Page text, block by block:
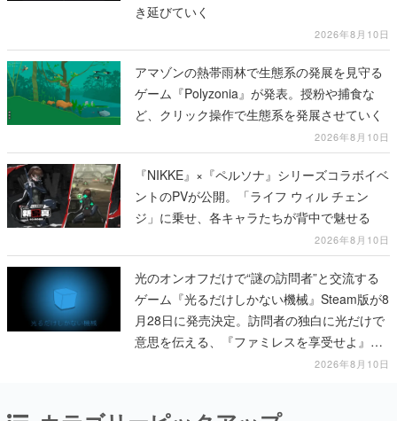
き延びていく
2026年8月10日
アマゾンの熱帯雨林で生態系の発展を見守る
ゲーム『Polyzonia』が発表。授粉や捕食な
ど、クリック操作で生態系を発展させていく
2026年8月10日
『NIKKE』×『ペルソナ』シリーズコラボイベ
ントのPVが公開。「ライフ ウィル チェン
ジ」に乗せ、各キャラたちが背中で魅せる
2026年8月10日
光のオンオフだけで“謎の訪問者”と交流する
ゲーム『光るだけしかない機械』Steam版が8
月28日に発売決定。訪問者の独白に光だけで
意思を伝える、『ファミレスを享受せよ』開
2026年8月10日